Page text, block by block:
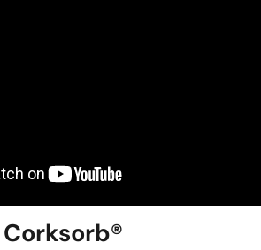
Corksorb®